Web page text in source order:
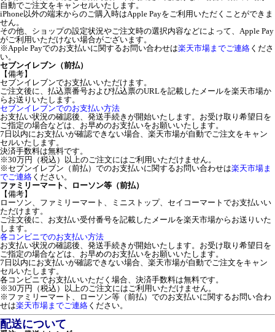
自動でご注文をキャンセルいたします。
iPhone以外の端末からのご購入時はApple Payをご利用いただくことができま
せん。
その他、ショップの設定状況やご注文時の選択内容などによって、Apple Pay
がご利用いただけない場合がございます。
※Apple Payでのお支払いに関するお問い合わせは楽天市場までご連絡 くださ
い。
セブンイレブン（前払）
【備考】
セブンイレブンでお支払いいただけます。
ご注文後に、払込票番号および払込票のURLを記載したメールを楽天市場か
らお送りいたします。
セブンイレブンでのお支払い方法
お支払い状況の確認後、発送手続きが開始いたします。お受け取り希望日を
ご指定の場合などは、お早めのお支払いをお願いいたします。
7日以内にお支払いが確認できない場合、楽天市場が自動でご注文をキャン
セルいたします。
決済手数料は無料です。
※30万円（税込）以上のご注文にはご利用いただけません。
※セブンイレブン（前払）でのお支払いに関するお問い合わせは楽天市場ま
でご連絡 ください。
ファミリーマート、ローソン等（前払）
【備考】
ローソン、ファミリーマート、ミニストップ、セイコーマートでお支払いい
ただけます。
ご注文後に、お支払い受付番号を記載したメールを楽天市場からお送りいた
します。
各コンビニでのお支払い方法
お支払い状況の確認後、発送手続きが開始いたします。お受け取り希望日を
ご指定の場合などは、お早めのお支払いをお願いいたします。
7日以内にお支払いが確認できない場合、楽天市場が自動でご注文をキャン
セルいたします。
各コンビニでお支払いいただく場合、決済手数料は無料です。
※30万円（税込）以上のご注文にはご利用いただけません。
※ファミリーマート、ローソン等（前払）でのお支払いに関するお問い合わ
せは楽天市場までご連絡 ください。
配送について